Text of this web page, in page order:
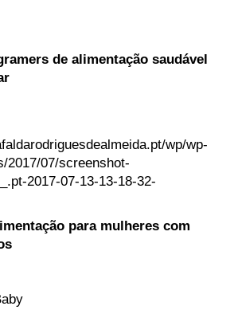
de alimentação saudável
para mulheres com